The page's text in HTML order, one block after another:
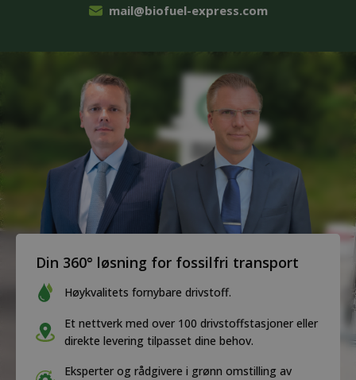
Din 360° løsning for fossilfri transport
Høykvalitets fornybare drivstoff.
Et nettverk med over 100 drivstoffstasjoner eller
direkte levering tilpasset dine behov.
Eksperter og rådgivere i grønn omstilling av
mail@biofuel-express.com